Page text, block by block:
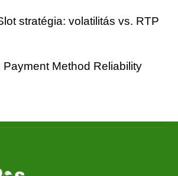
stratégia: volatilitás vs. RTP
Method Reliability